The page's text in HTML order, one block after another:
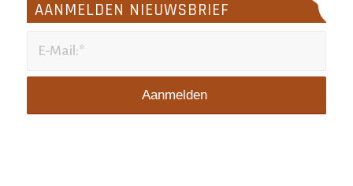
AANMELDEN NIEUWSBRIEF